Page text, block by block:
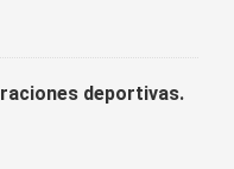
deportivas.